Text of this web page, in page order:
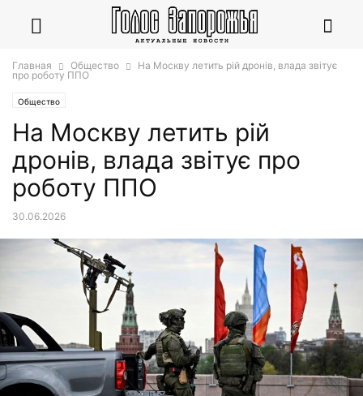
Главная Общество
На Москву летить рій дронів, влада звітує
про роботу ППО
Общество
На Москву летить рій
дронів, влада звітує про
роботу ППО
30.06.2026